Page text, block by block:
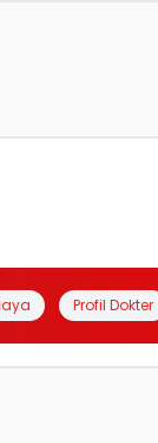
Profil Dokter